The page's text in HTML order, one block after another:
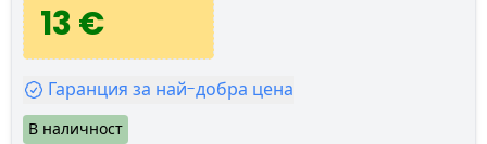
13 €
Гаранция за най-добра цена
В наличност